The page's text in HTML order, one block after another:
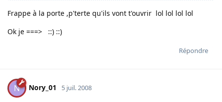
Frappe à la porte ,p'terte qu'ils vont t'ouvrir lol lol lol lol
Ok je ===> ::) ::)
Répondre
N Nory_01 5 juil. 2008